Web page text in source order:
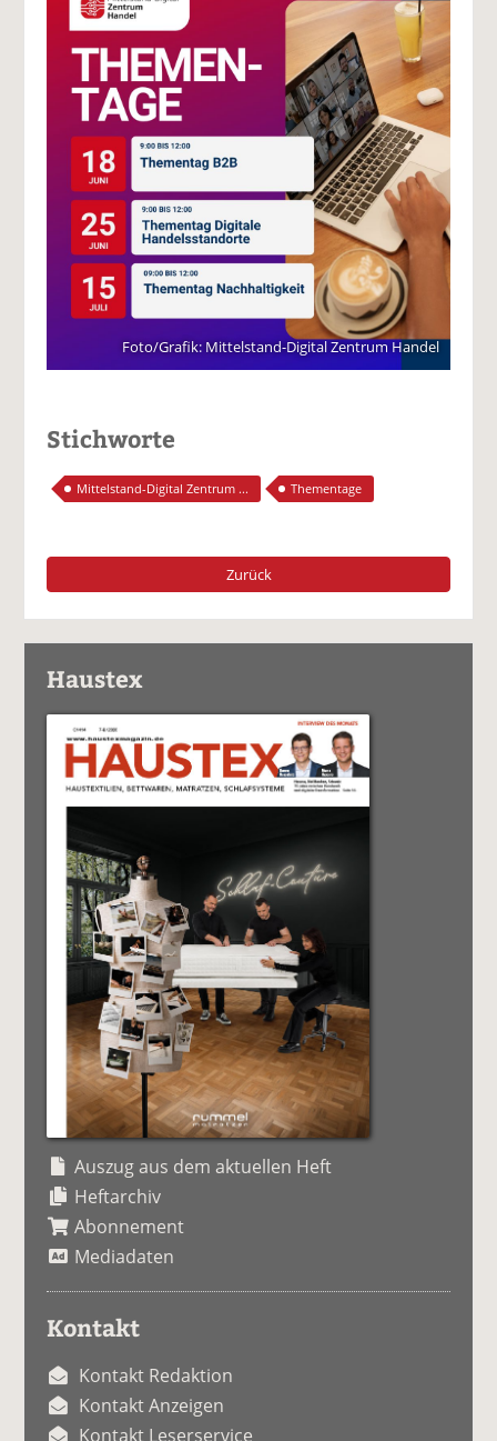
Foto/Grafik: Mittelstand-Digital Zentrum Handel
Stichworte
Mittelstand-Digital Zentrum ... Thementage
Zurück
Haustex
Auszug aus dem aktuellen Heft
Heftarchiv
Abonnement
Mediadaten
Kontakt
Kontakt Redaktion
Kontakt Anzeigen
Kontakt Leserservice